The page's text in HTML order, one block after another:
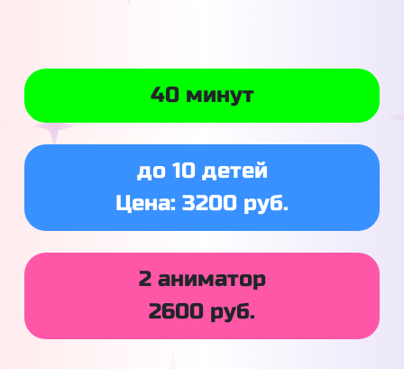
40 минут
до 10 детей
Цена: 3200 руб.
2 аниматор
2600 руб.